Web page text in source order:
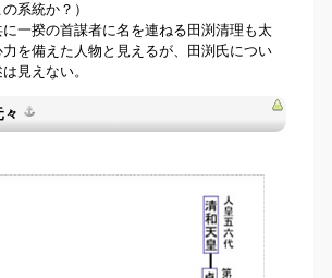
系統か？）
一揆の首謀者に名を連ねる田渕清理も太
力を備えた人物と見えるが、田渕氏につい
見えない。
々